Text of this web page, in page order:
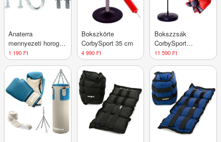
Anaterra
mennyezeti horog
csapággya,
teherbírás 50 kg
1 190 Ft
Bokszkörte
CorbySport 35 cm
4 990 Ft
Bokszzsák
CorbySport
bokszkesztyűvel 75
x 35 cm
11 590 Ft